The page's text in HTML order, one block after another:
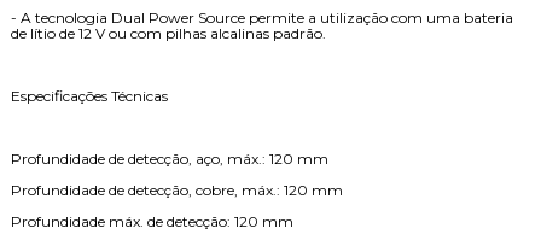
- A tecnologia Dual Power Source permite a utilização com uma bateria
de lítio de 12 V ou com pilhas alcalinas padrão.
Especificações Técnicas
Profundidade de detecção, aço, máx.: 120 mm
Profundidade de detecção, cobre, máx.: 120 mm
Profundidade máx. de detecção: 120 mm